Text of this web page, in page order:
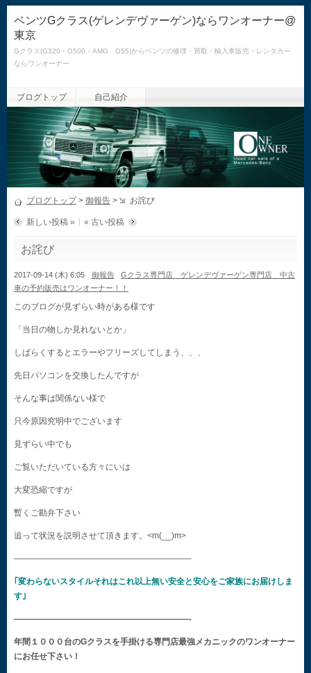
ベンツGクラス(ゲレンデヴァーゲン)ならワンオーナー@
東京
Gクラス(G320・G500・AMG G55)からベンツの修理・買取・輸入車販売・レンタカー
ならワンオーナー
ブログトップ 自己紹介
ブログトップ> 御報告 > お詫び
新しい投稿 » « 古い投稿
お詫び
2017-09-14 (木) 6:05 御報告
Gクラス専門店 ゲレンデヴァーゲン専門店 中古
車の予約販売はワンオーナー！！
このブログが見ずらい時がある様です
「当日の物しか見れないとか」
しばらくするとエラーやフリーズしてしまう、、、
先日パソコンを交換したんですが
そんな事は関係ない様で
只今原因究明中でございます
見ずらい中でも
ご覧いただいている方々にいは
大変恐縮ですが
暫くご勘弁下さい
追って状況を説明させて頂きます。<m(__)m>
—————————————————————-
｢変わらないスタイルそれはこれ以上無い安全と安心をご家族にお届けしま
す｣
—————————————————————-
年間１０００台のGクラスを手掛ける専門店最強メカニックのワンオーナー
にお任せ下さい！